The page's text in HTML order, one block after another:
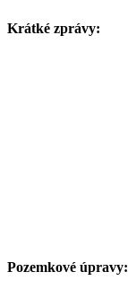
Krátké zprávy:
Pozemkové úpravy: